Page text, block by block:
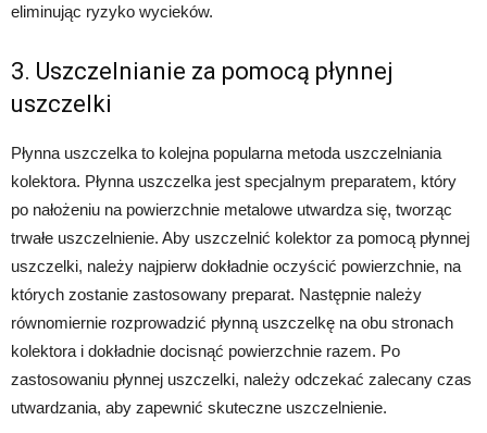
eliminując ryzyko wycieków.
3. Uszczelnianie za pomocą płynnej
uszczelki
Płynna uszczelka to kolejna popularna metoda uszczelniania
kolektora. Płynna uszczelka jest specjalnym preparatem, który
po nałożeniu na powierzchnie metalowe utwardza się, tworząc
trwałe uszczelnienie. Aby uszczelnić kolektor za pomocą płynnej
uszczelki, należy najpierw dokładnie oczyścić powierzchnie, na
których zostanie zastosowany preparat. Następnie należy
równomiernie rozprowadzić płynną uszczelkę na obu stronach
kolektora i dokładnie docisnąć powierzchnie razem. Po
zastosowaniu płynnej uszczelki, należy odczekać zalecany czas
utwardzania, aby zapewnić skuteczne uszczelnienie.